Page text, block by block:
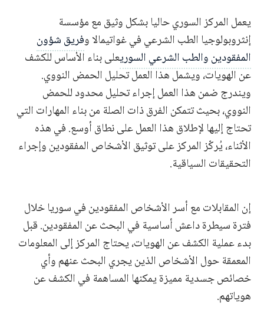
يعمل المركز السوري حاليا بشكل وثيق مع مؤسسة
إنثروبولوجيا الطب الشرعي في غواتيمالا وفريق شؤون
المفقودين والطب الشرعي السوريعلى بناء الأساس للكشف
عن الهويات، ويشمل هذا العمل تحليل الحمض النووي.
ويندرج ضمن هذا العمل إجراء تحليل محدود للحمض
النووي، بحيث تتمكن الفرق ذات الصلة من بناء المهارات التي
تحتاج إليها لإطلاق هذا العمل على نطاق أوسع. في هذه
الأثناء، يُركّز المركز على توثيق الأشخاص المفقودين وإجراء
التحقيقات السياقية.
إن المقابلات مع أسر الأشخاص المفقودين في سوريا خلال
فترة سيطرة داعش أساسية في البحث عن المفقودين. قبل
بدء عملية الكشف عن الهويات، يحتاج المركز إلى المعلومات
المعمقة حول الأشخاص الذين يجري البحث عنهم وأي
خصائص جسدية مميزة يمكنها المساهمة في الكشف عن
هوياتهم.